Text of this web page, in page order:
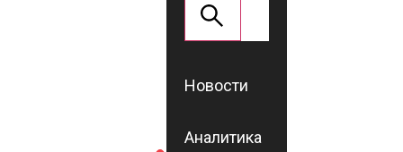
Новости
Аналитика